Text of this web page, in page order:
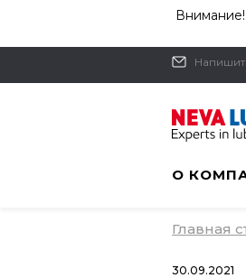
О
Главная
30.09.2021